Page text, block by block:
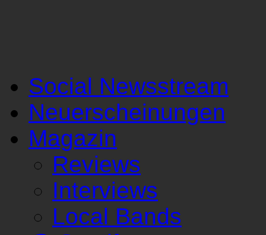
Social Newsstream
Neuerscheinungen
Magazin
Reviews
Interviews
Local Bands